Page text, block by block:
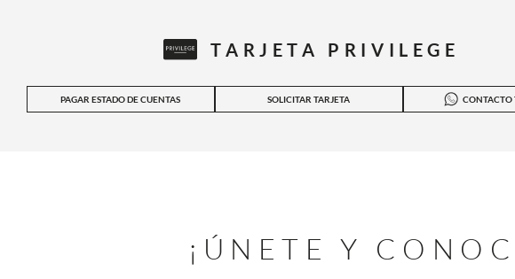
TARJETA PRIVILEGE
PAGAR ESTADO DE CUENTAS SOLICITAR TARJETA CONTACTO
¡ÚNETE Y